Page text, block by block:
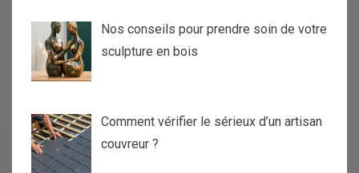
Nos conseils pour prendre soin de votre
sculpture en bois
Comment vérifier le sérieux d’un artisan
couvreur ?